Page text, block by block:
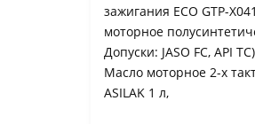
зажигания ECO GTP-
моторное
Допуски: JASO FC, API
Масло моторное 2-х
ASILAK 1 л,